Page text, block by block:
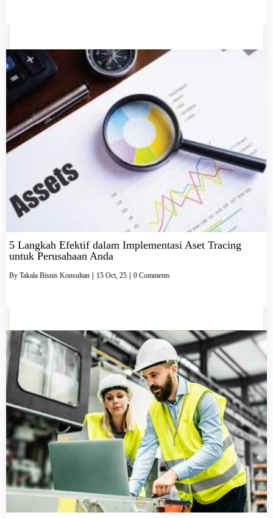
5 Langkah Efektif dalam Implementasi Aset Tracing
untuk Perusahaan Anda
By Takala Bisnis Konsultan | 15 Oct, 25 | 0 Comments